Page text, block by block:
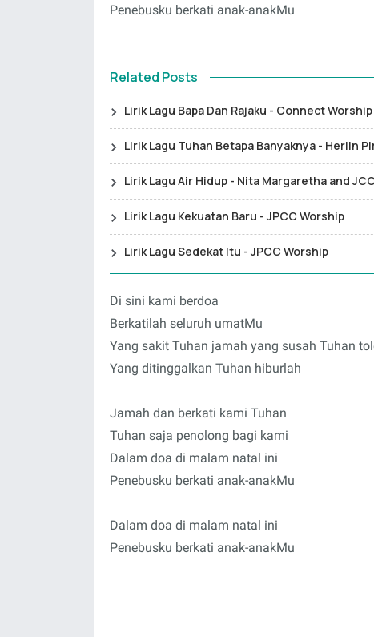
Penebusku berkati anak-anakMu
Related Posts
Lirik Lagu Bapa Dan Rajaku - Connect
Lirik Lagu Tuhan Betapa Banyaknya - Herlin
Lirik Lagu Air Hidup - Nita Margaretha and
Lirik Lagu Kekuatan Baru - JPCC Worship
Lirik Lagu Sedekat Itu - JPCC Worship
Di sini kami berdoa
Berkatilah seluruh umatMu
Yang sakit Tuhan jamah yang susah Tuhan
Yang ditinggalkan Tuhan hiburlah
Jamah dan berkati kami Tuhan
Tuhan saja penolong bagi kami
Dalam doa di malam natal ini
Penebusku berkati anak-anakMu
Dalam doa di malam natal ini
Penebusku berkati anak-anakMu